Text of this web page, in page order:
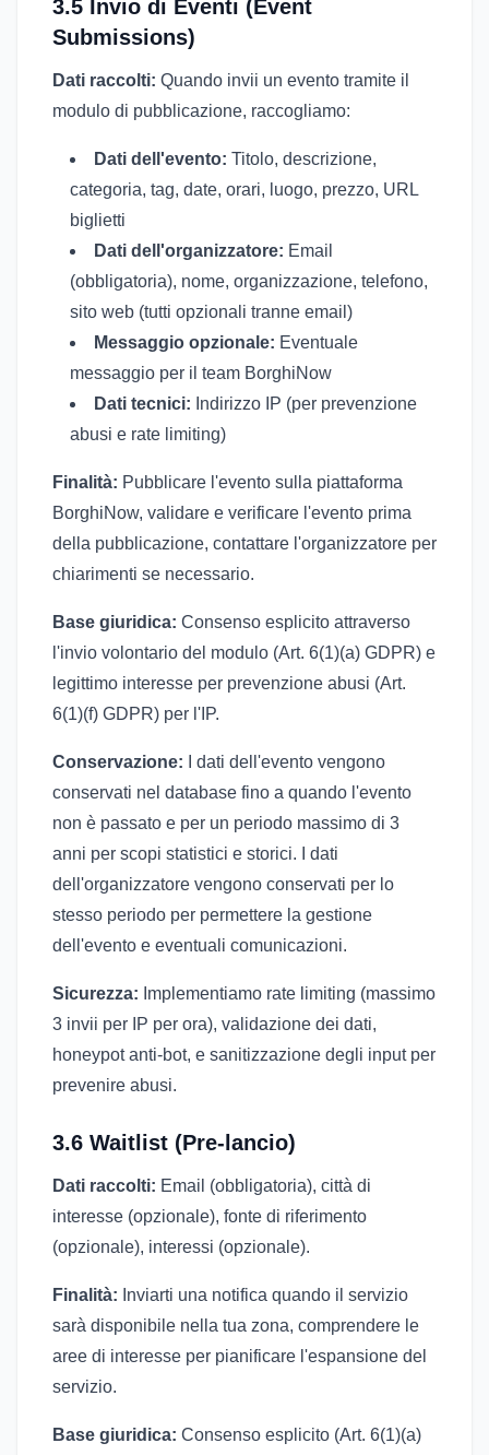
3.5 Invio di Eventi (Event
Submissions)
Dati raccolti: Quando invii un evento tramite il
modulo di pubblicazione, raccogliamo:
Dati dell'evento: Titolo, descrizione,
categoria, tag, date, orari, luogo, prezzo, URL
biglietti
Dati dell'organizzatore: Email
(obbligatoria), nome, organizzazione, telefono,
sito web (tutti opzionali tranne email)
Messaggio opzionale: Eventuale
messaggio per il team BorghiNow
Dati tecnici: Indirizzo IP (per prevenzione
abusi e rate limiting)
Finalità: Pubblicare l'evento sulla piattaforma
BorghiNow, validare e verificare l'evento prima
della pubblicazione, contattare l'organizzatore per
chiarimenti se necessario.
Base giuridica: Consenso esplicito attraverso
l'invio volontario del modulo (Art. 6(1)(a) GDPR) e
legittimo interesse per prevenzione abusi (Art.
6(1)(f) GDPR) per l'IP.
Conservazione: I dati dell'evento vengono
conservati nel database fino a quando l'evento
non è passato e per un periodo massimo di 3
anni per scopi statistici e storici. I dati
dell'organizzatore vengono conservati per lo
stesso periodo per permettere la gestione
dell'evento e eventuali comunicazioni.
Sicurezza: Implementiamo rate limiting (massimo
3 invii per IP per ora), validazione dei dati,
honeypot anti-bot, e sanitizzazione degli input per
prevenire abusi.
3.6 Waitlist (Pre-lancio)
Dati raccolti: Email (obbligatoria), città di
interesse (opzionale), fonte di riferimento
(opzionale), interessi (opzionale).
Finalità: Inviarti una notifica quando il servizio
sarà disponibile nella tua zona, comprendere le
aree di interesse per pianificare l'espansione del
servizio.
Base giuridica: Consenso esplicito (Art. 6(1)(a)